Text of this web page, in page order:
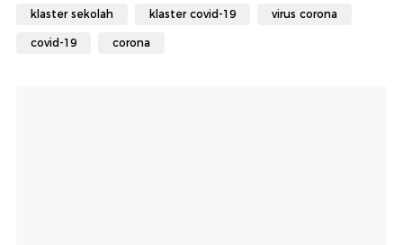
klaster sekolah klaster covid-19 virus corona
covid-19 corona